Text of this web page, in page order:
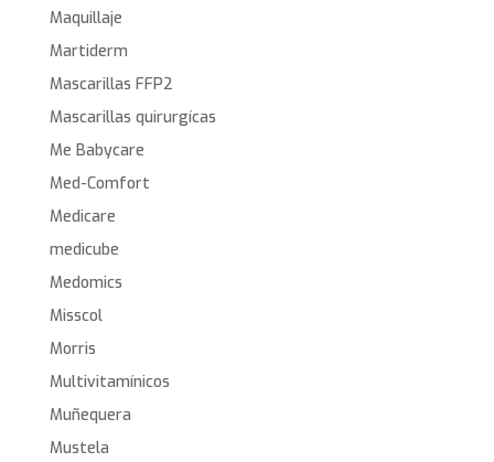
Maquillaje
Martiderm
Mascarillas FFP2
Mascarillas quirurgícas
Me Babycare
Med-Comfort
Medicare
medicube
Medomics
Misscol
Morris
Multivitamínicos
Muñequera
Mustela